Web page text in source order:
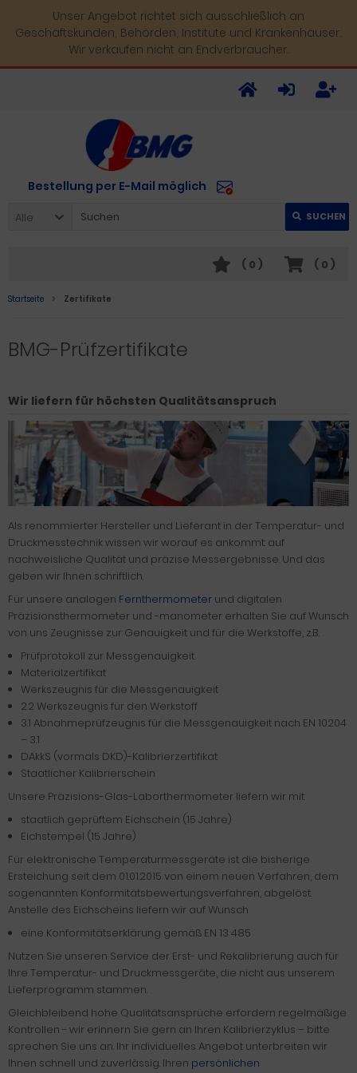
Unser Angebot richtet sich ausschließlich an
Geschäftskunden, Behörden, Institute und Krankenhäuser.
Wir verkaufen nicht an Endverbraucher.
Bestellung per E-Mail möglich
Alle SUCHEN
( 0 )
( 0 )
Startseite Zertifikate
BMG-Prüfzertifikate
Wir liefern für höchsten Qualitätsanspruch
Als renommierter Hersteller und Lieferant in der Temperatur- und
Druckmesstechnik wissen wir worauf es ankommt: auf
nachweisliche Qualität und präzise Messergebnisse. Und das
geben wir Ihnen schriftlich.
Für unsere analogen Fernthermometer und digitalen
Präzisionsthermometer und -manometer erhalten Sie auf Wunsch
von uns Zeugnisse zur Genauigkeit und für die Werkstoffe, z.B.
Prüfprotokoll zur Messgenauigkeit
Materialzertifikat
Werkszeugnis für die Messgenauigkeit
2.2 Werkszeugnis für den Werkstoff
3.1 Abnahmeprüfzeugnis für die Messgenauigkeit nach EN 10204
– 3.1
DAkkS (vormals DKD)-Kalibrierzertifikat
Staatlicher Kalibrierschein
Unsere Präzisions-Glas-Laborthermometer liefern wir mit
staatlich geprüftem Eichschein (15 Jahre)
Eichstempel (15 Jahre)
Für elektronische Temperaturmessgeräte ist die bisherige
Ersteichung seit dem 01.01.2015 von einem neuen Verfahren, dem
sogenannten Konformitätsbewertungsverfahren, abgelöst.
Anstelle des Eichscheins liefern wir auf Wunsch
eine Konformitätserklärung gemäß EN 13 485
Nutzen Sie unseren Service der Erst- und Rekalibrierung auch für
Ihre Temperatur- und Druckmessgeräte, die nicht aus unserem
Lieferprogramm stammen.
Gleichbleibend hohe Qualitätsansprüche erfordern regelmäßige
Kontrollen - wir erinnern Sie gern an Ihren Kalibrierzyklus – bitte
sprechen Sie uns an. Ihr individuelles Angebot unterbreiten wir
Ihnen schnell und zuverlässig. Ihren persönlichen